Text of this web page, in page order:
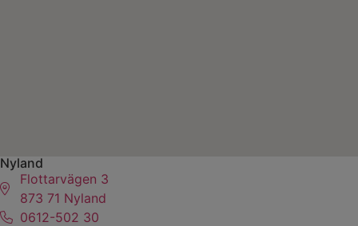
Nyland
Flottarvägen 3
873 71 Nyland
0612-502 30